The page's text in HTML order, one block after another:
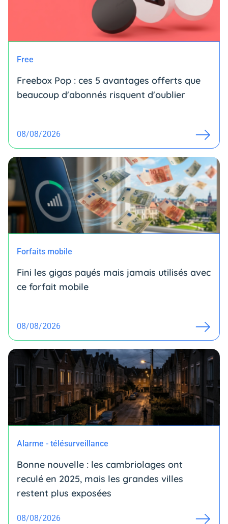
Free
Freebox Pop : ces 5 avantages offerts que
beaucoup d'abonnés risquent d'oublier
08/08/2026
Forfaits mobile
Fini les gigas payés mais jamais utilisés avec
ce forfait mobile
08/08/2026
Alarme - télésurveillance
Bonne nouvelle : les cambriolages ont
reculé en 2025, mais les grandes villes
restent plus exposées
08/08/2026